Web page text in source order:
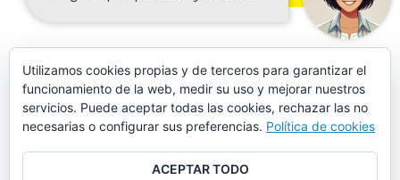
FORMULARIO DE SOLICITUD DE DATOS EN SINIESTROS
VIALES
Utilizamos cookies propias y de terceros para garantizar el
funcionamiento de la web, medir su uso y mejorar nuestros
servicios. Puede aceptar todas las cookies, rechazar las no
necesarias o configurar sus preferencias. Política de cookies
ACEPTAR TODO